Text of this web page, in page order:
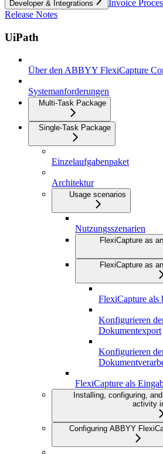
Developer & Integrations
Invoice
Release Notes
UiPath
Über den ABBYY FlexiCapture
Systemanforderungen
Multi-Task Package
Single-Task Package
Einzelaufgabenpaket
Architektur
Usage scenarios
Nutzungsszenarien
FlexiCapture as
FlexiCapture as
FlexiCapture als
Konfigurieren
Dokumentexport
Konfigurieren
FlexiCapture als
Installing, configuring,
activity
Configuring ABBYY